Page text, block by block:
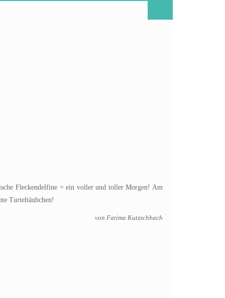
Fleckendelfine = ein voller und toller Morgen! Am
Turteltäubchen!
von Fatima Kutzschbach